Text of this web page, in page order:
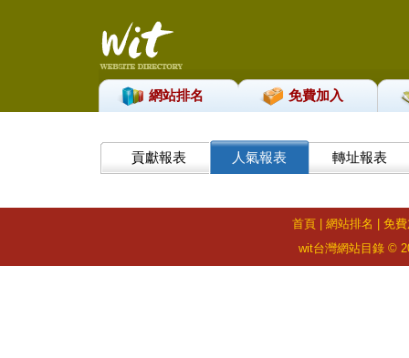
網站排名 免費加入
貢獻報表 人氣報表 轉址報表
首頁| 網站排名
免
wit台灣網站目錄 ©